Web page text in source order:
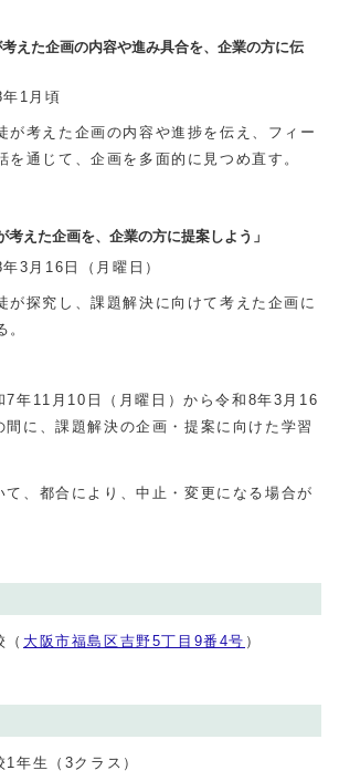
えた企画の内容や進み具合を、企業の方に伝
1月頃
が考えた企画の内容や進捗を伝え、フィー
を通じて、企画を多面的に見つめ直す。
考えた企画を、企業の方に提案しよう」
3月16日（月曜日）
が探究し、課題解決に向けて考えた企画に
。
7年11月10日（月曜日）から令和8年3月16
間に、課題解決の企画・提案に向けた学習
て、都合により、中止・変更になる場合が
（ 大阪市福島区吉野5丁目9番4号 ）
年生（3クラス）